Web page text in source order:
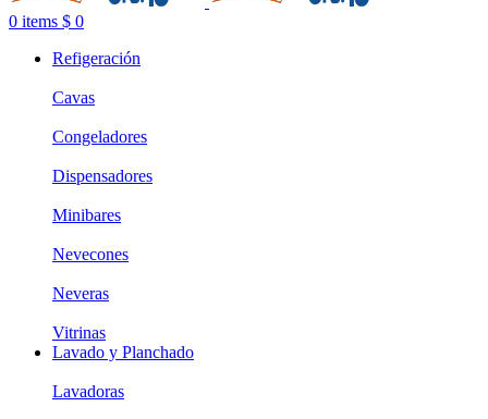
0 items $ 0
Refigeración
Cavas
Congeladores
Dispensadores
Minibares
Nevecones
Neveras
Vitrinas
Lavado y Planchado
Lavadoras